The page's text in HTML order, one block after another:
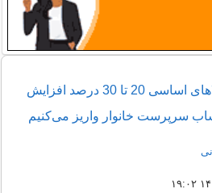
سخنگوی دولت: قیمت کالاهای اساسی 20 تا 30 درصد افزایش
سرپرست خانوار واریز می‌کنیم